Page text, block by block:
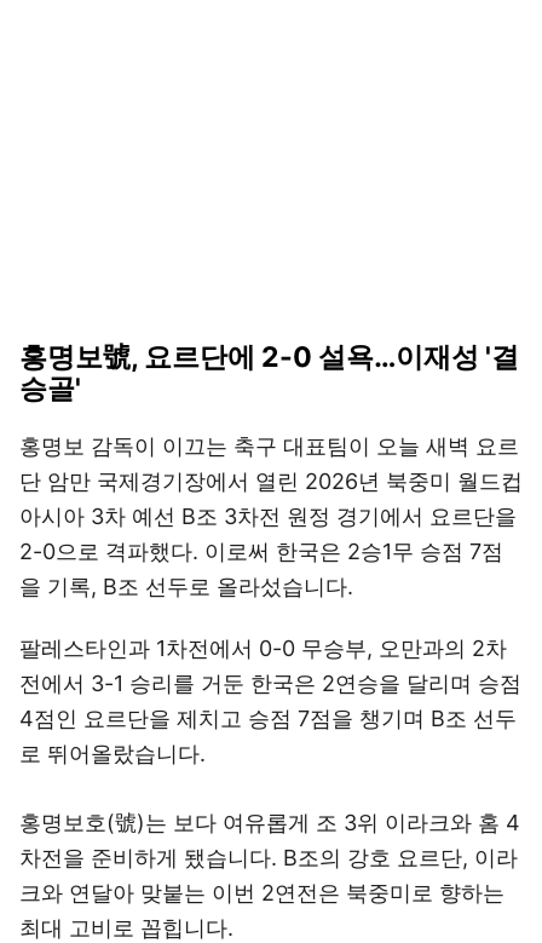
홍명보號, 요르단에 2-0 설욕…이재성 '결
승골'
홍명보 감독이 이끄는 축구 대표팀이 오늘 새벽 요르
단 암만 국제경기장에서 열린 2026년 북중미 월드컵
아시아 3차 예선 B조 3차전 원정 경기에서 요르단을
2-0으로 격파했다. 이로써 한국은 2승1무 승점 7점
을 기록, B조 선두로 올라섰습니다.
팔레스타인과 1차전에서 0-0 무승부, 오만과의 2차
전에서 3-1 승리를 거둔 한국은 2연승을 달리며 승점
4점인 요르단을 제치고 승점 7점을 챙기며 B조 선두
로 뛰어올랐습니다.
홍명보호(號)는 보다 여유롭게 조 3위 이라크와 홈 4
차전을 준비하게 됐습니다. B조의 강호 요르단, 이라
크와 연달아 맞붙는 이번 2연전은 북중미로 향하는
최대 고비로 꼽힙니다.